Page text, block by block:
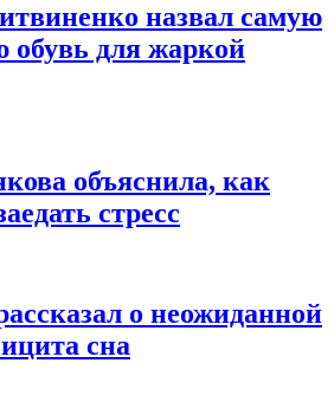
назвал самую
обувь для жаркой
объяснила, как
стресс
о неожиданной
сна